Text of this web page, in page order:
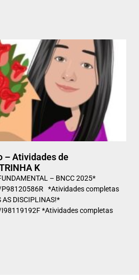
– Atividades de
K
– BNCC 2025*
*Atividades completas
AS DISCIPLINAS!*
*Atividades completas